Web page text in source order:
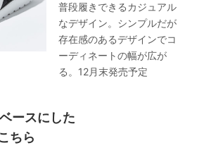
普段履きできるカジュアル
なデザイン。シンプルだが
存在感のあるデザインでコ
ーディネートの幅が広が
る。12月末発売予定
ースにした
ちら